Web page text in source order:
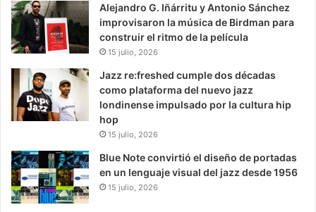
Alejandro G. Iñárritu y Antonio Sánchez
improvisaron la música de Birdman para
construir el ritmo de la película
15 julio, 2026
Jazz re:freshed cumple dos décadas
como plataforma del nuevo jazz
londinense impulsado por la cultura hip
hop
15 julio, 2026
Blue Note convirtió el diseño de portadas
en un lenguaje visual del jazz desde 1956
15 julio, 2026